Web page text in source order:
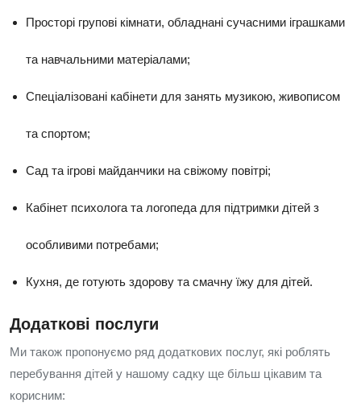
Просторі групові кімнати, обладнані сучасними іграшками
та навчальними матеріалами;
Спеціалізовані кабінети для занять музикою, живописом
та спортом;
Сад та ігрові майданчики на свіжому повітрі;
Кабінет психолога та логопеда для підтримки дітей з
особливими потребами;
Кухня, де готують здорову та смачну їжу для дітей.
Додаткові послуги
Ми також пропонуємо ряд додаткових послуг, які роблять
перебування дітей у нашому садку ще більш цікавим та
корисним: